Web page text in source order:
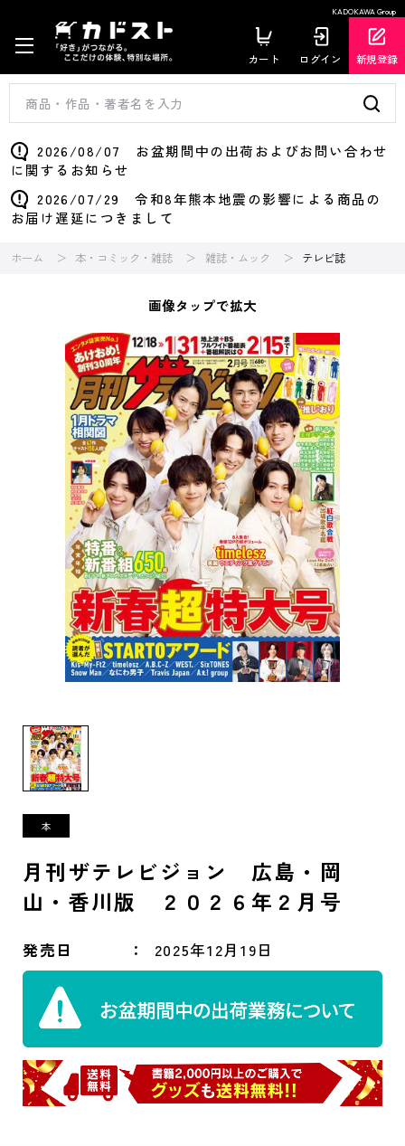
KADOKAWA Group
カート ログイン 新規登録
2026/08/07 お盆期間中の出荷およびお問い合わせ
に関するお知らせ
2026/07/29 令和8年熊本地震の影響による商品の
お届け遅延につきまして
ホーム 本・コミック・雑誌 雑誌・ムック テレビ誌
画像タップで拡大
月刊ザテレビジョン 広島・岡
山・香川版 ２０２６年２月号
発売日 2025年12月19日